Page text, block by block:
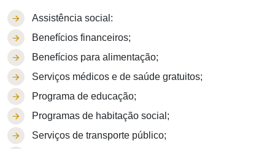
Assistência social:
Benefícios financeiros;
Benefícios para alimentação;
Serviços médicos e de saúde gratuitos;
Programa de educação;
Programas de habitação social;
Serviços de transporte público;